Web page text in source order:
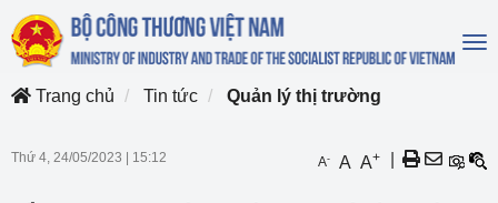
Trang chủ
Tin tức Quản lý thị trường
Thứ 4, 24/05/2023 15:12 A- A A+